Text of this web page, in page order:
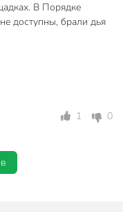
В Порядке
доступны, брали дья
1 0